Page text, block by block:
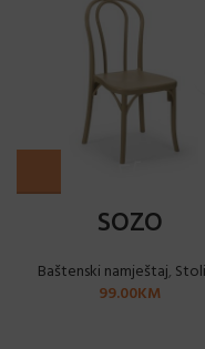
SOZO
Baštenski namještaj,
99.00KM